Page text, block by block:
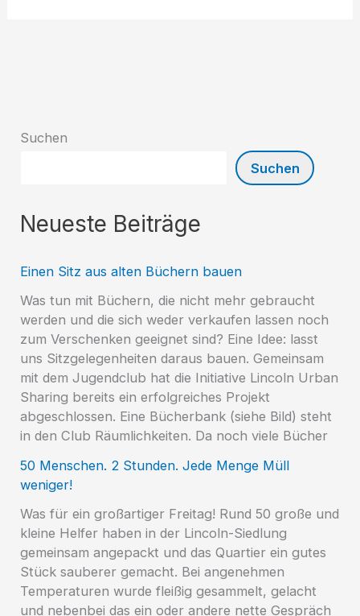
Suchen
Suchen
Neueste Beiträge
Einen Sitz aus alten Büchern bauen
Was tun mit Büchern, die nicht mehr gebraucht
werden und die sich weder verkaufen lassen noch
zum Verschenken geeignet sind? Eine Idee: lasst
uns Sitzgelegenheiten daraus bauen. Gemeinsam
mit dem Jugendclub hat die Initiative Lincoln Urban
Sharing bereits ein erfolgreiches Projekt
abgeschlossen. Eine Bücherbank (siehe Bild) steht
in den Club Räumlichkeiten. Da noch viele Bücher
50 Menschen. 2 Stunden. Jede Menge Müll
weniger!
Was für ein großartiger Freitag! Rund 50 große und
kleine Helfer haben in der Lincoln-Siedlung
gemeinsam angepackt und das Quartier ein gutes
Stück sauberer gemacht. Bei angenehmen
Temperaturen wurde fleißig gesammelt, gelacht
und nebenbei das ein oder andere nette Gespräch